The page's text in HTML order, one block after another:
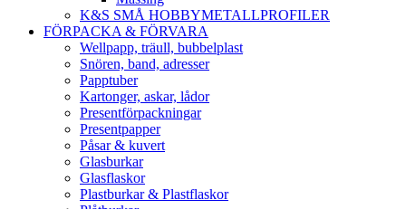
K&S SMÅ HOBBYMETALLPROFILER
FÖRPACKA & FÖRVARA
Wellpapp, träull, bubbelplast
Snören, band, adresser
Papptuber
Kartonger, askar, lådor
Presentförpackningar
Presentpapper
Påsar & kuvert
Glasburkar
Glasflaskor
Plastburkar & Plastflaskor